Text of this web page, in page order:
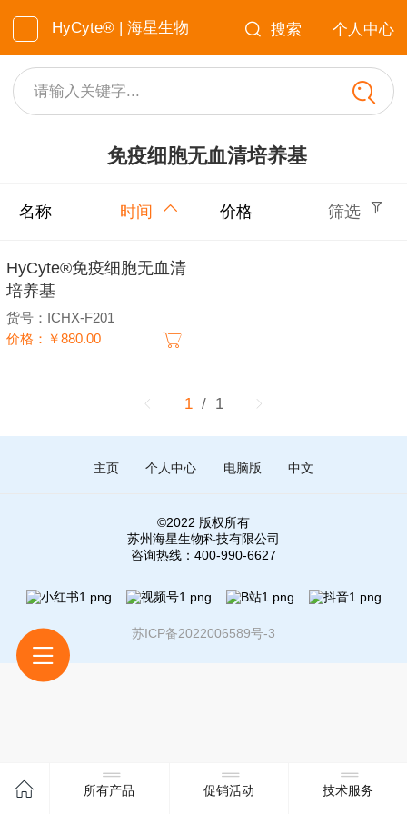
HyCyte® | 海星生物 搜索 个人中心
请输入关键字...
免疫细胞无血清培养基
名称 时间 价格 筛选
HyCyte®免疫细胞无血清
培养基
货号：ICHX-F201
价格：￥880.00
1 / 1
主页 个人中心 电脑版 中文
©2022 版权所有
苏州海星生物科技有限公司
咨询热线：400-990-6627
苏ICP备2022006589号-3
所有产品 促销活动 技术服务